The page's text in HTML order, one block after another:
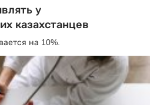
у
казахстанцев
на 10%.